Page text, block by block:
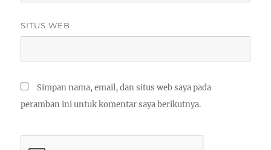
SITUS WEB
Simpan nama, email, dan situs web saya pada
peramban ini untuk komentar saya berikutnya.